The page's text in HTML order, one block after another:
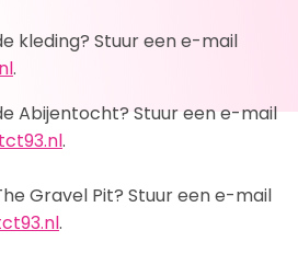
kleding? Stuur een e-mail
.
Abijentocht? Stuur een e-mail
.
Gravel Pit? Stuur een e-mail
.